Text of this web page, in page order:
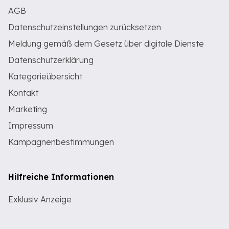
AGB
Datenschutzeinstellungen zurücksetzen
Meldung gemäß dem Gesetz über digitale Dienste
Datenschutzerklärung
Kategorieübersicht
Kontakt
Marketing
Impressum
Kampagnenbestimmungen
Hilfreiche Informationen
Exklusiv Anzeige